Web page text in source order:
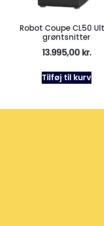
Robot Coupe CL50
grøntsnitter
13.995,00 kr.
Tilføj til kurv